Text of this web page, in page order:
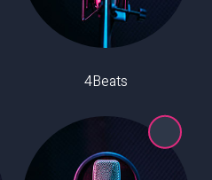
4Beats